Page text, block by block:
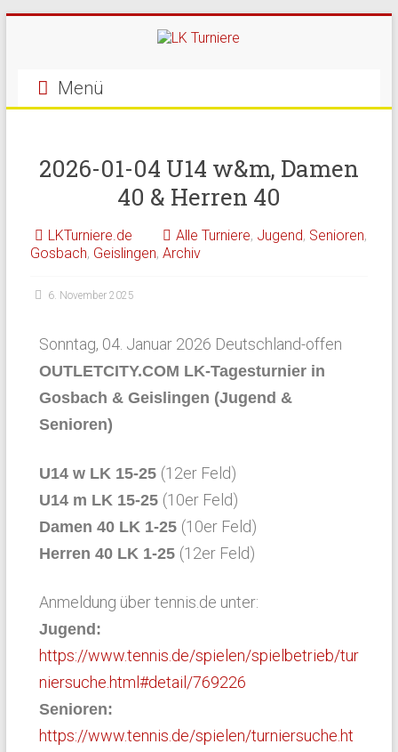
Menü
2026-01-04 U14 w&m, Damen
40 & Herren 40
LKTurniere.de Alle Turniere, Jugend, Senioren,
Gosbach, Geislingen, Archiv
6. November 2025
Sonntag, 04. Januar 2026 Deutschland-offen
OUTLETCITY.COM LK-Tagesturnier in
Gosbach & Geislingen (Jugend &
Senioren)
U14 w LK 15-25 (12er Feld)
U14 m LK 15-25 (10er Feld)
Damen 40 LK 1-25 (10er Feld)
Herren 40 LK 1-25 (12er Feld)
Anmeldung über tennis.de unter:
Jugend:
https://www.tennis.de/spielen/spielbetrieb/tur
niersuche.html#detail/769226
Senioren:
https://www.tennis.de/spielen/turniersuche.ht